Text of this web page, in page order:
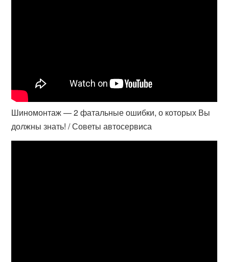
Шиномонтаж — 2 фатальные ошибки, о которых Вы
должны знать! / Советы автосервиса